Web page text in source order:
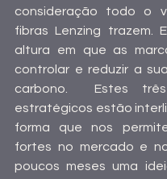
consideração todo o
fibras Lenzing trazem.
altura em que as
controlar e reduzir a
carbono.  Estes três
estratégicos estão
forma que nos
fortes no mercado e
poucos meses uma